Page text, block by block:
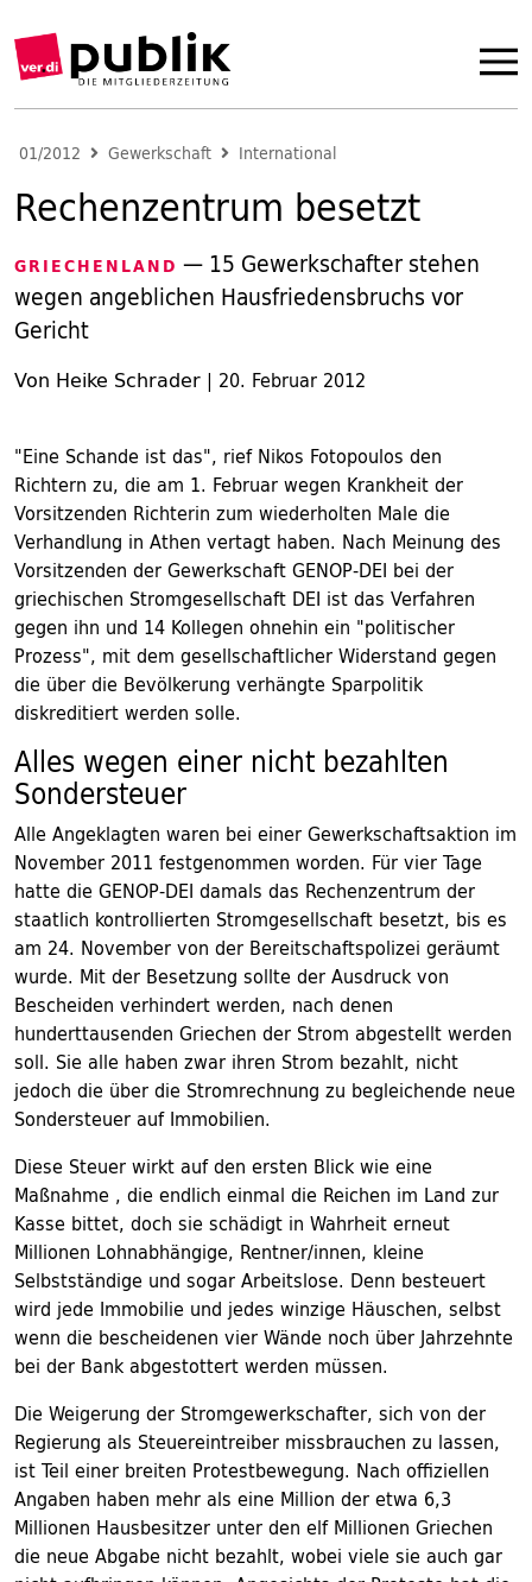
01/2012 Gewerkschaft International
Rechenzentrum besetzt
GRIECHENLAND — 15 Gewerkschafter stehen
wegen angeblichen Hausfriedensbruchs vor
Gericht
Von Heike Schrader | 20. Februar 2012
"Eine Schande ist das", rief Nikos Fotopoulos den
Richtern zu, die am 1. Februar wegen Krankheit der
Vorsitzenden Richterin zum wiederholten Male die
Verhandlung in Athen vertagt haben. Nach Meinung des
Vorsitzenden der Gewerkschaft GENOP-DEI bei der
griechischen Stromgesellschaft DEI ist das Verfahren
gegen ihn und 14 Kollegen ohnehin ein "politischer
Prozess", mit dem gesellschaftlicher Widerstand gegen
die über die Bevölkerung verhängte Sparpolitik
diskreditiert werden solle.
Alles wegen einer nicht bezahlten
Sondersteuer
Alle Angeklagten waren bei einer Gewerkschaftsaktion im
November 2011 festgenommen worden. Für vier Tage
hatte die GENOP-DEI damals das Rechenzentrum der
staatlich kontrollierten Stromgesellschaft besetzt, bis es
am 24. November von der Bereitschaftspolizei geräumt
wurde. Mit der Besetzung sollte der Ausdruck von
Bescheiden verhindert werden, nach denen
hunderttausenden Griechen der Strom abgestellt werden
soll. Sie alle haben zwar ihren Strom bezahlt, nicht
jedoch die über die Stromrechnung zu begleichende neue
Sondersteuer auf Immobilien.
Diese Steuer wirkt auf den ersten Blick wie eine
Maßnahme , die endlich einmal die Reichen im Land zur
Kasse bittet, doch sie schädigt in Wahrheit erneut
Millionen Lohnabhängige, Rentner/innen, kleine
Selbstständige und sogar Arbeitslose. Denn besteuert
wird jede Immobilie und jedes winzige Häuschen, selbst
wenn die bescheidenen vier Wände noch über Jahrzehnte
bei der Bank abgestottert werden müssen.
Die Weigerung der Stromgewerkschafter, sich von der
Regierung als Steuereintreiber missbrauchen zu lassen,
ist Teil einer breiten Protestbewegung. Nach offiziellen
Angaben haben mehr als eine Million der etwa 6,3
Millionen Hausbesitzer unter den elf Millionen Griechen
die neue Abgabe nicht bezahlt, wobei viele sie auch gar